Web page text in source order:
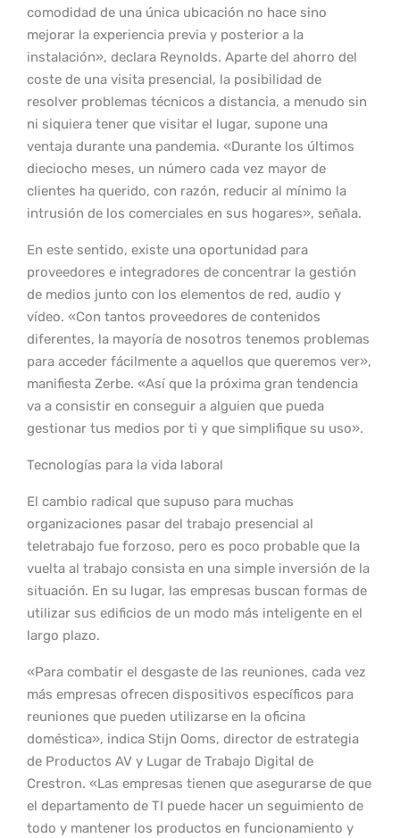
comodidad de una única ubicación no hace sino
mejorar la experiencia previa y posterior a la
instalación», declara Reynolds. Aparte del ahorro del
coste de una visita presencial, la posibilidad de
resolver problemas técnicos a distancia, a menudo sin
ni siquiera tener que visitar el lugar, supone una
ventaja durante una pandemia. «Durante los últimos
dieciocho meses, un número cada vez mayor de
clientes ha querido, con razón, reducir al mínimo la
intrusión de los comerciales en sus hogares», señala.
En este sentido, existe una oportunidad para
proveedores e integradores de concentrar la gestión
de medios junto con los elementos de red, audio y
vídeo. «Con tantos proveedores de contenidos
diferentes, la mayoría de nosotros tenemos problemas
para acceder fácilmente a aquellos que queremos ver»,
manifiesta Zerbe. «Así que la próxima gran tendencia
va a consistir en conseguir a alguien que pueda
gestionar tus medios por ti y que simplifique su uso».
Tecnologías para la vida laboral
El cambio radical que supuso para muchas
organizaciones pasar del trabajo presencial al
teletrabajo fue forzoso, pero es poco probable que la
vuelta al trabajo consista en una simple inversión de la
situación. En su lugar, las empresas buscan formas de
utilizar sus edificios de un modo más inteligente en el
largo plazo.
«Para combatir el desgaste de las reuniones, cada vez
más empresas ofrecen dispositivos específicos para
reuniones que pueden utilizarse en la oficina
doméstica», indica Stijn Ooms, director de estrategia
de Productos AV y Lugar de Trabajo Digital de
Crestron. «Las empresas tienen que asegurarse de que
el departamento de TI puede hacer un seguimiento de
todo y mantener los productos en funcionamiento y